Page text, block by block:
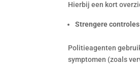
Hierbij een kort
Strengere
Politieagenten
symptomen (zoals